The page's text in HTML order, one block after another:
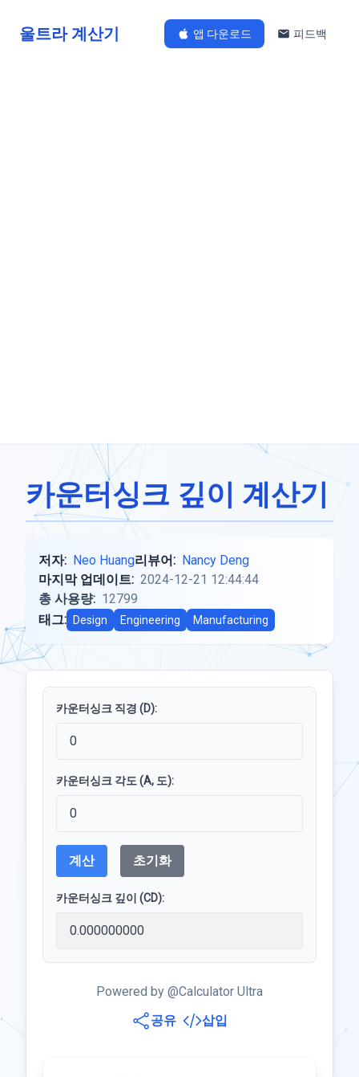
울트라 계산기 앱 다운로드 피드백
카운터싱크 깊이 계산기
저자: Neo Huang리뷰어: Nancy Deng
마지막 업데이트: 2024-12-21 12:44:44
총 사용량: 12799
태그:
Design Engineering Manufacturing
카운터싱크 직경 (D):
카운터싱크 각도 (A, 도):
계산 초기화
카운터싱크 깊이 (CD):
Powered by @Calculator Ultra
공유
삽입